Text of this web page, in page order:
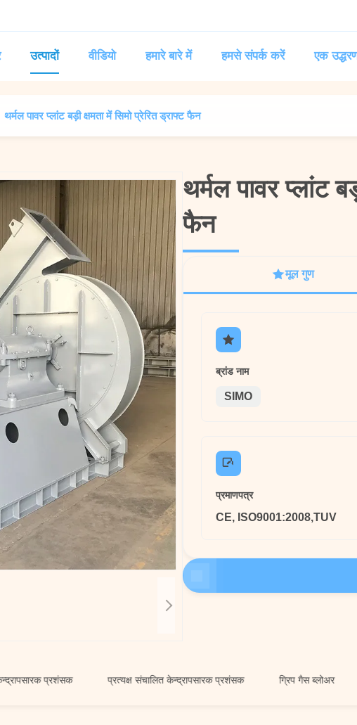
उत्पादों वीडियो हमारे बारे में हमसे संपर्क करें एक
थर्मल पावर प्लांट बड़ी क्षमता में सिमो प्रेरित ड्राफ्ट फैन
थर्मल पावर प्लांट
फैन
थर्मल पावर प्लांट
फैन
मूल गुण
ब्रांड नाम
SIMO
प्रमाणपत्र
CE, ISO9001:2008,TUV
प्रशंसक प्रत्यक्ष संचालित केन्द्रापसारक प्रशंसक ग्रिप गैस ब्लोअर